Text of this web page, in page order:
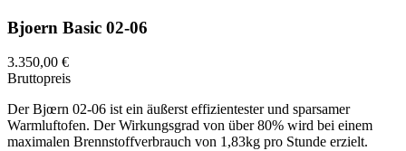
Bjoern Basic 02-06
3.350,00 €
Bruttopreis
Der Bjœrn 02-06 ist ein äußerst effizientester und sparsamer
Warmluftofen. Der Wirkungsgrad von über 80% wird bei einem
maximalen Brennstoffverbrauch von 1,83kg pro Stunde erzielt.